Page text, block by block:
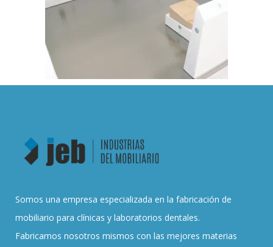
Somos una empresa especializada en la fabricación de
mobiliario para clínicas y laboratorios dentales.
Fabricamos nosotros mismos con las mejores materias